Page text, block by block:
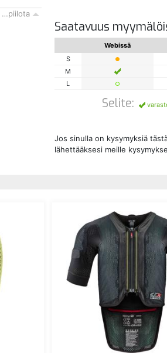
Saatavuus
Webissä
S
M
L
Selite:
Jos sinulla on kysymyksiä
lähettääksesi meille
…piilota